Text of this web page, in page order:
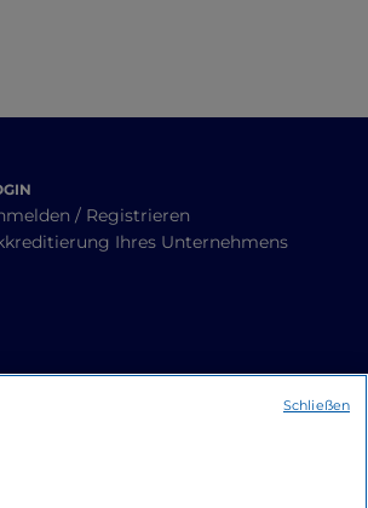
/ Registrieren
Ihres Unternehmens
Schließen